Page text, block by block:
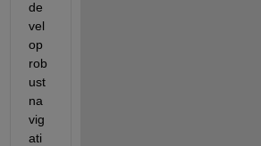
de
vel
op
rob
ust
na
vig
ati